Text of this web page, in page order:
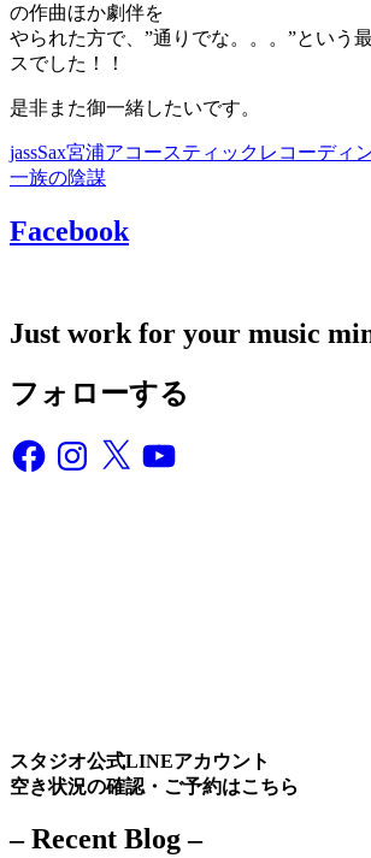
の作曲ほか劇伴を
やられた方で、”通りでな。。。”という
スでした！！
是非また御一緒したいです。
jassSax宮浦アコースティック レコーディ
一族の陰謀
Facebook
Just work for your music
フォローする
FacebookInstagram
X YouTube
スタジオ公式LINEアカウント
空き状況の確認・ご予約はこちら
– Recent Blog –